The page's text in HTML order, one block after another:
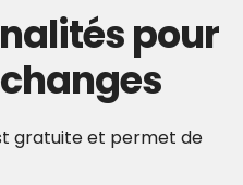
pour
gratuite et permet de